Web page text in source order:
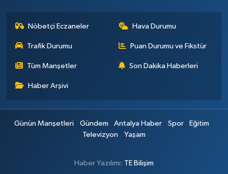
Nöbetçi Eczaneler Hava Durumu
Trafik Durumu Puan Durumu ve Fikstür
Tüm Manşetler Son Dakika Haberleri
Haber Arşivi
Günün Manşetleri Gündem Antalya Haber Spor
Eğitim
Televizyon
Yaşam
Haber Yazılımı: TE Bilişim